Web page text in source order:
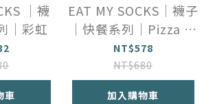
｜襪
｜彩虹
車
EAT MY SOCKS｜襪子
｜快餐系列｜Pizza (2
入)
NT$578
NT$680
加入購物車